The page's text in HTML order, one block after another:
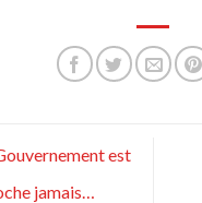
est
jamais…